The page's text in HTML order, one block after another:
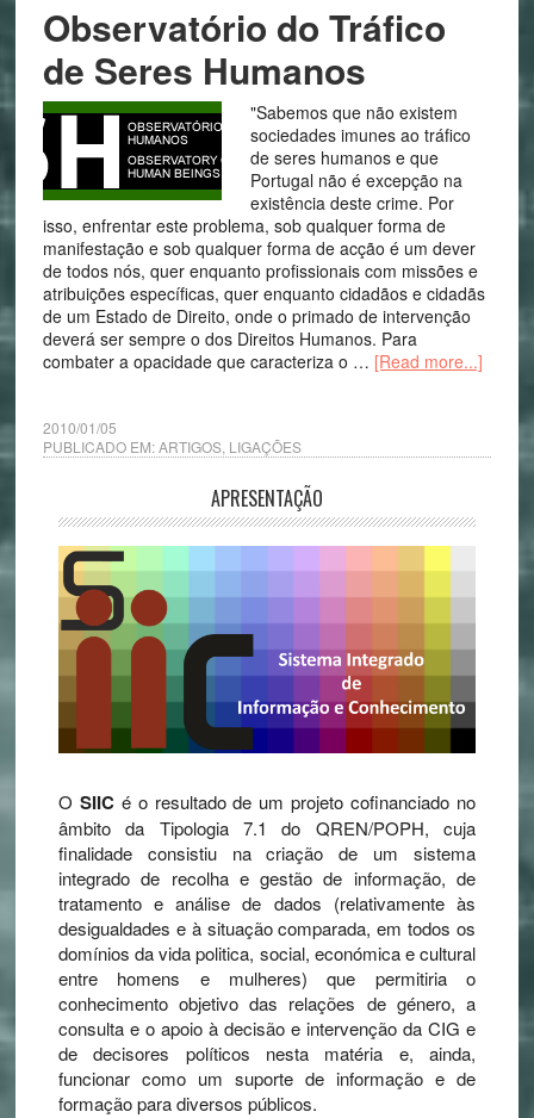
Observatório do Tráfico
de Seres Humanos
"Sabemos que não existem
sociedades imunes ao tráfico
de seres humanos e que
Portugal não é excepção na
existência deste crime. Por
isso, enfrentar este problema, sob qualquer forma de
manifestação e sob qualquer forma de acção é um dever
de todos nós, quer enquanto profissionais com missões e
atribuições específicas, quer enquanto cidadãos e cidadãs
de um Estado de Direito, onde o primado de intervenção
deverá ser sempre o dos Direitos Humanos. Para
combater a opacidade que caracteriza o … [Read more...]
2010/01/05
PUBLICADO EM:ARTIGOS, LIGAÇÕES
APRESENTAÇÃO
O SIICé o resultado de um projeto cofinanciado no
âmbito da Tipologia 7.1 do QREN/POPH, cuja
finalidade consistiu na criação de um sistema
integrado de recolha e gestão de informação, de
tratamento e análise de dados (relativamente às
desigualdades e à situação comparada, em todos os
domínios da vida politica, social, económica e cultural
entre homens e mulheres) que permitiria o
conhecimento objetivo das relações de género, a
consulta e o apoio à decisão e intervenção da CIG e
de decisores políticos nesta matéria e, ainda,
funcionar como um suporte de informação e de
formação para diversos públicos.